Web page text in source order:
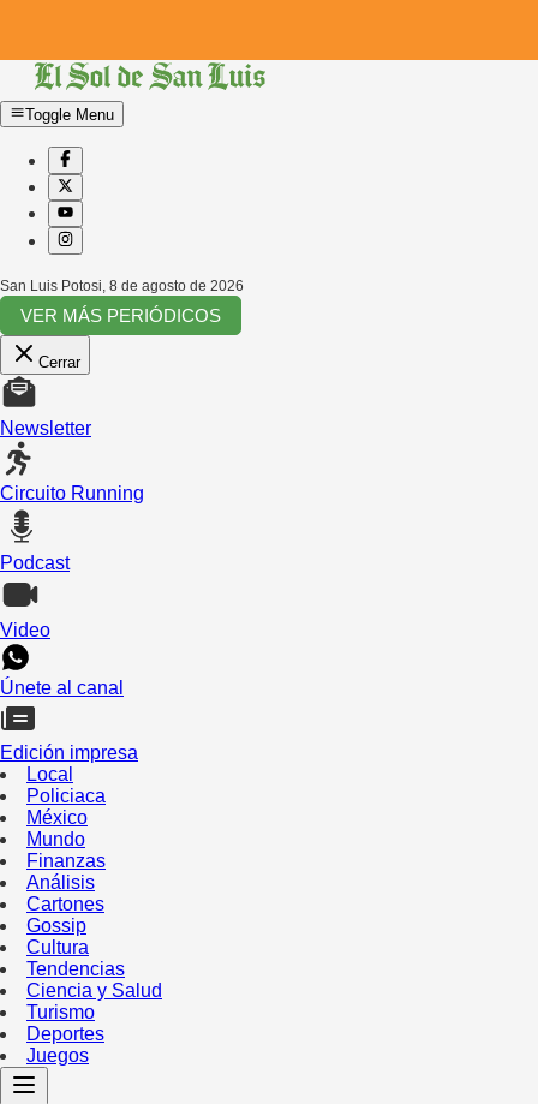
Toggle Menu
San Luis Potosi 8 de agosto de 2026
VER MÁS PERIÓDICOS
Cerrar
Newsletter
Circuito Running
Podcast
Video
Únete al canal
Edición impresa
Local
Policiaca
México
Mundo
Finanzas
Análisis
Cartones
Gossip
Cultura
Tendencias
Ciencia y Salud
Turismo
Deportes
Juegos